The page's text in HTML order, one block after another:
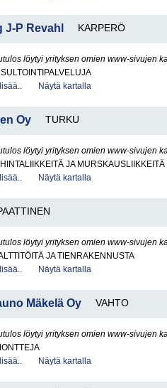
P Revahl KARPERÖ
löytyi yrityksen omien www-sivujen
Näytä kartalla
Oy TURKU
löytyi yrityksen omien www-sivujen
JA MURSKAUSLIIKKEITÄ
Näytä kartalla
löytyi yrityksen omien www-sivujen
JA TIENRAKENNUSTA
Näytä kartalla
Mäkelä Oy VAHTO
löytyi yrityksen omien www-sivujen
Näytä kartalla